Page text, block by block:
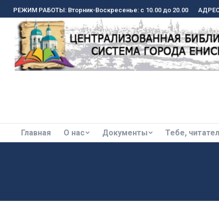
РЕЖИМ РАБОТЫ: Вторник-Воскресенье: с 10.00 до 20.00
Главная О нас Документы Тебе,
РЕЖИМ РАБОТЫ: Вторник-Воскресенье: с 10.00 до 20.00
Главная О нас Документы Тебе,